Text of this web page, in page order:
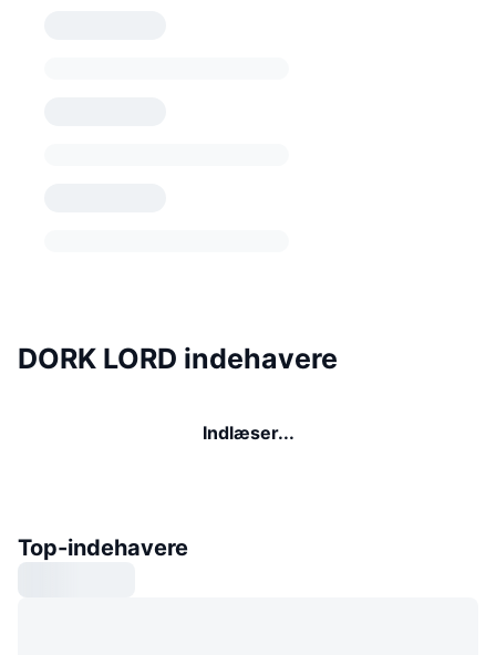
DORK LORD indehavere
Indlæser...
Top-indehavere